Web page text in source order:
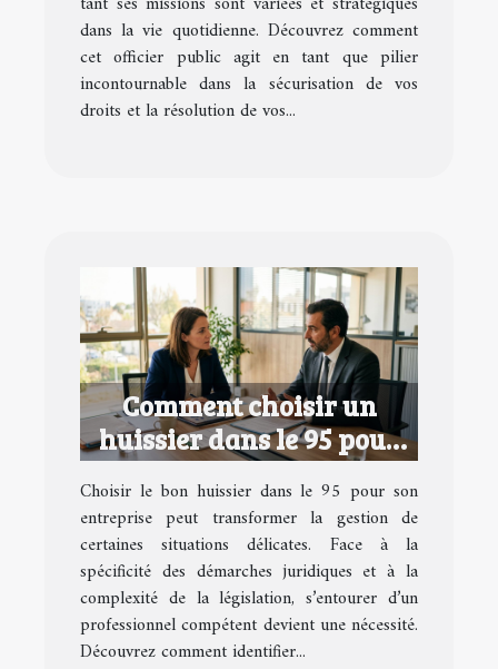
dans la vie quotidienne. Découvrez comment
cet officier public agit en tant que pilier
incontournable dans la sécurisation de vos
droits et la résolution de vos...
Comment choisir un
huissier dans le 95 pour
votre entreprise ?
Choisir le bon huissier dans le 95 pour son
entreprise peut transformer la gestion de
certaines situations délicates. Face à la
spécificité des démarches juridiques et à la
complexité de la législation, s’entourer d’un
professionnel compétent devient une nécessité.
Découvrez comment identifier...